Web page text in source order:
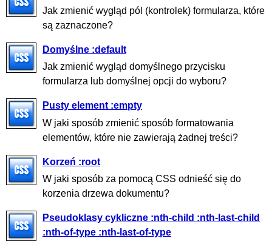
Jak zmienić wygląd pól (kontrolek) formularza, które
są zaznaczone?
Domyślne :default
Jak zmienić wygląd domyślnego przycisku
formularza lub domyślnej opcji do wyboru?
Pusty element :empty
W jaki sposób zmienić sposób formatowania
elementów, które nie zawierają żadnej treści?
Korzeń :root
W jaki sposób za pomocą CSS odnieść się do
korzenia drzewa dokumentu?
Pseudoklasy cykliczne :nth-child :nth-last-child
:nth-of-type :nth-last-of-type